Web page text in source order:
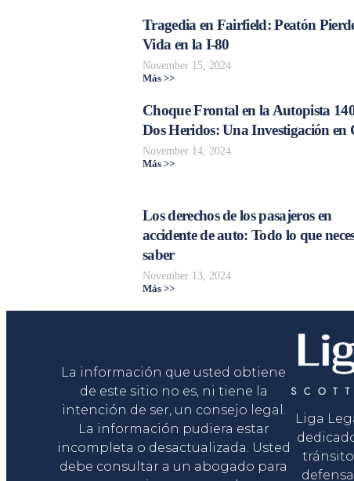
Tragedia en Fairfield: Peatón
Vida en la I-80
November 15, 2024
Más >>
Choque Frontal en la Autopista
Dos Heridos: Una Investigación en
November 14, 2024
Más >>
Los derechos de los pasajeros en
accidente de auto: Todo lo que
saber
November 13, 2024
Más >>
La información que usted obtiene
de este sitio no es, ni tiene la
intención de ser, un consejo legal.
La información pudiera estar
incompleta o desactualizada. Usted
debe consultar a un abogado para
Liga